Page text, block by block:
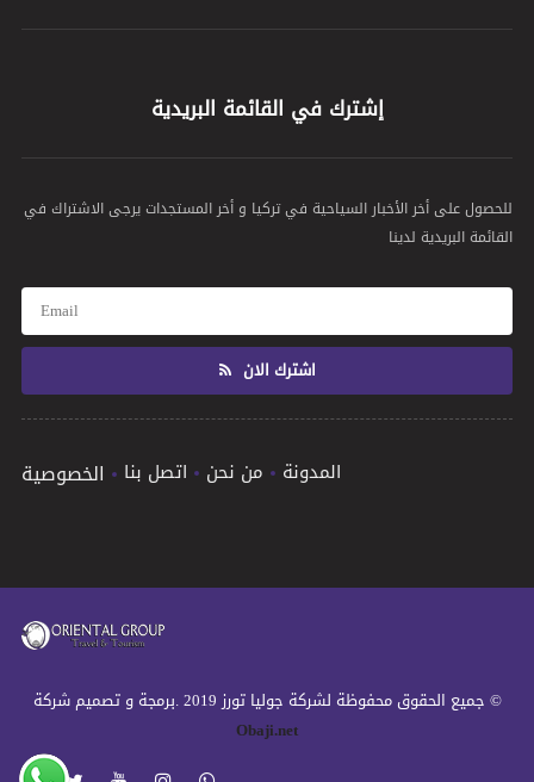
إشترك في القائمة البريدية
للحصول على أخر الأخبار السياحية في تركيا و أخر المستجدات يرجى الاشتراك في
القائمة البريدية لدينا
اشترك الان
الخصوصية اتصل بنا من نحن المدونة
© جميع الحقوق محفوظة لشركة جوليا تورز 2019 .برمجة و تصميم شركة
Obaji.net